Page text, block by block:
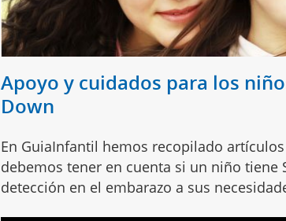
Apoyo y cuidados para los
Down
En GuiaInfantil hemos recopilado
debemos tener en cuenta si un niño tiene
detección en el embarazo a sus